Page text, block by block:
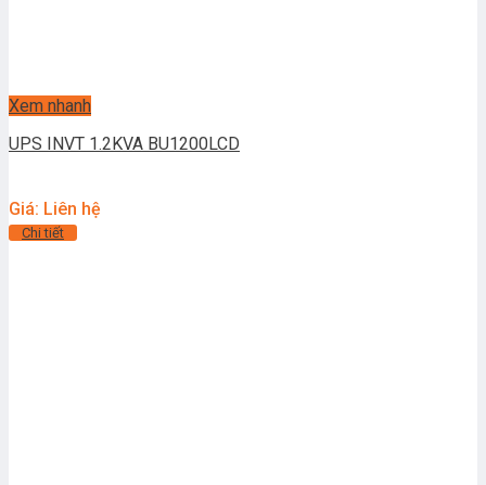
Xem nhanh
UPS INVT 1.2KVA BU1200LCD
Giá: Liên hệ
Chi tiết